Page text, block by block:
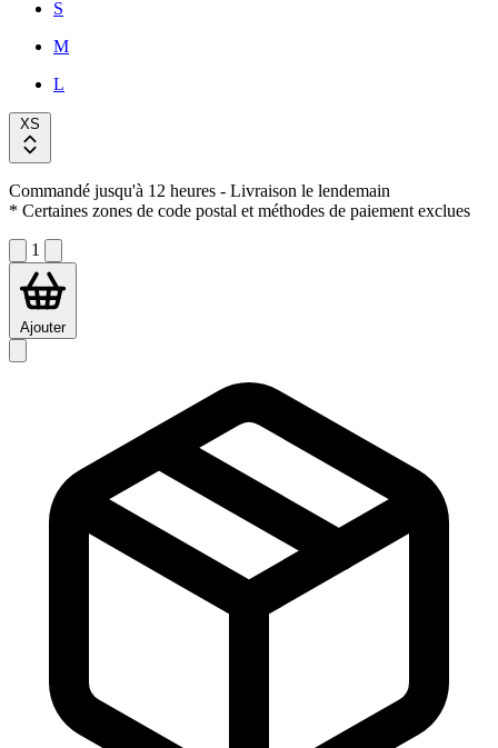
S
M
L
XS
Commandé jusqu'à 12 heures - Livraison le lendemain
* Certaines zones de code postal et méthodes de paiement exclues
1
Ajouter